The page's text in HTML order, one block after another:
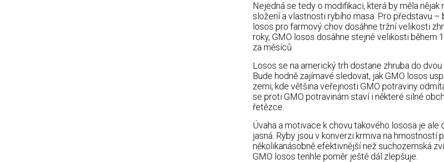
Nejedná se tedy o modifikaci, která by měla nějak
složení a vlastnosti rybího masa. Pro představu –
losos pro farmový chov dosáhne tržní velikosti
roky, GMO losos dosáhne stejné velikosti během
za měsíců.
Losos se na americký trh dostane zhruba do dvou
Bude hodně zajímavé sledovat, jak GMO losos
zemi, kde většina veřejnosti GMO potraviny
se proti GMO potravinám staví i některé silné
řetězce.
Úvaha a motivace k chovu takového lososa je ale
jasná. Ryby jsou v konverzi krmiva na hmostností
několikanásobně efektivnější než suchozemská
GMO losos tenhle poměr ještě dál zlepšuje.